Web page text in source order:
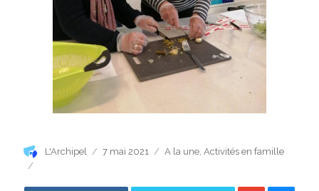
Auteur
L'Archipel
Publié
7 mai 2021 Catégories
A la une, Activités en famille